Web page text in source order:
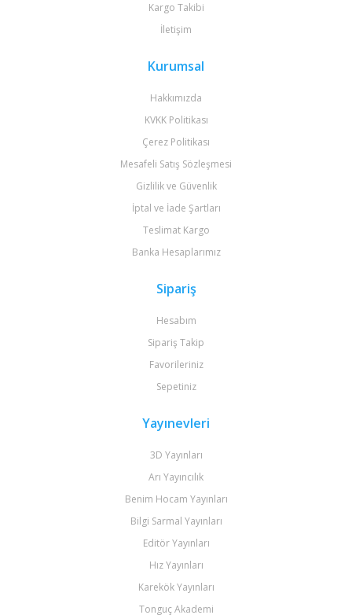
Kargo Takibi
İletişim
Kurumsal
Hakkımızda
KVKK Politikası
Çerez Politikası
Mesafeli Satış Sözleşmesi
Gizlilik ve Güvenlik
İptal ve İade Şartları
Teslimat Kargo
Banka Hesaplarımız
Sipariş
Hesabım
Sipariş Takip
Favorileriniz
Sepetiniz
Yayınevleri
3D Yayınları
Arı Yayıncılık
Benim Hocam Yayınları
Bilgi Sarmal Yayınları
Editör Yayınları
Hız Yayınları
Karekök Yayınları
Tonguç Akademi